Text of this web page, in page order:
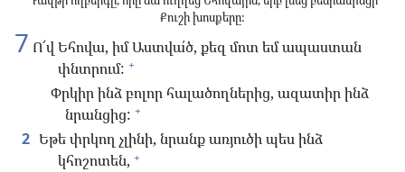
Քուշի խոսքերը:
7 Ո՜վ Եհովա, իմ Աստվա՛ծ, քեզ մոտ եմ ապաստան
փնտրում: +
Փրկիր ինձ բոլոր հալածողներից, ազատիր ինձ
նրանցից: +
2 Եթե փրկող չլինի, նրանք առյուծի պես ինձ
կհոշոտեն, +